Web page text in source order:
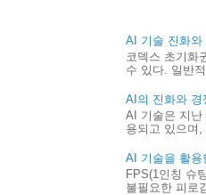
AI 기술 진화와
코덱스 초기화
수 있다. 일반
AI의 진화와 경
AI 기술은 지난
용되고 있으며,
AI 기술을 활용
FPS(1인칭 슈
불필요한 피로